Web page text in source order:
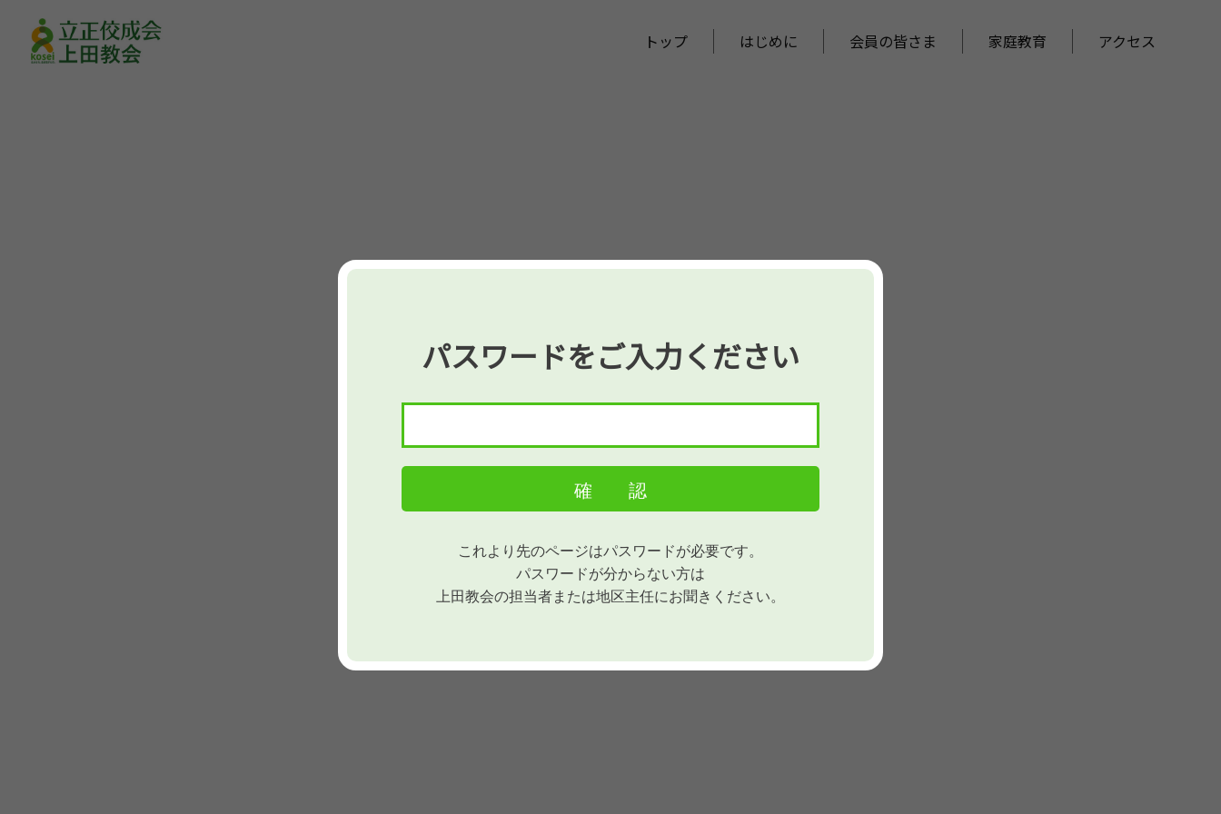
トップ はじめに 会員の皆さま 家庭教育 アクセス
パスワードをご入力ください
これより先のページはパスワードが必要です。
パスワードが分からない方は
上田教会の担当者または地区主任にお聞きください。